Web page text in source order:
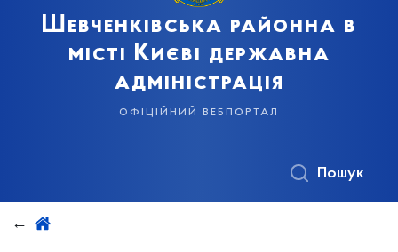
Шевченківська районна в
місті Києві державна
адміністрація
офіційний вебпортал
Пошук